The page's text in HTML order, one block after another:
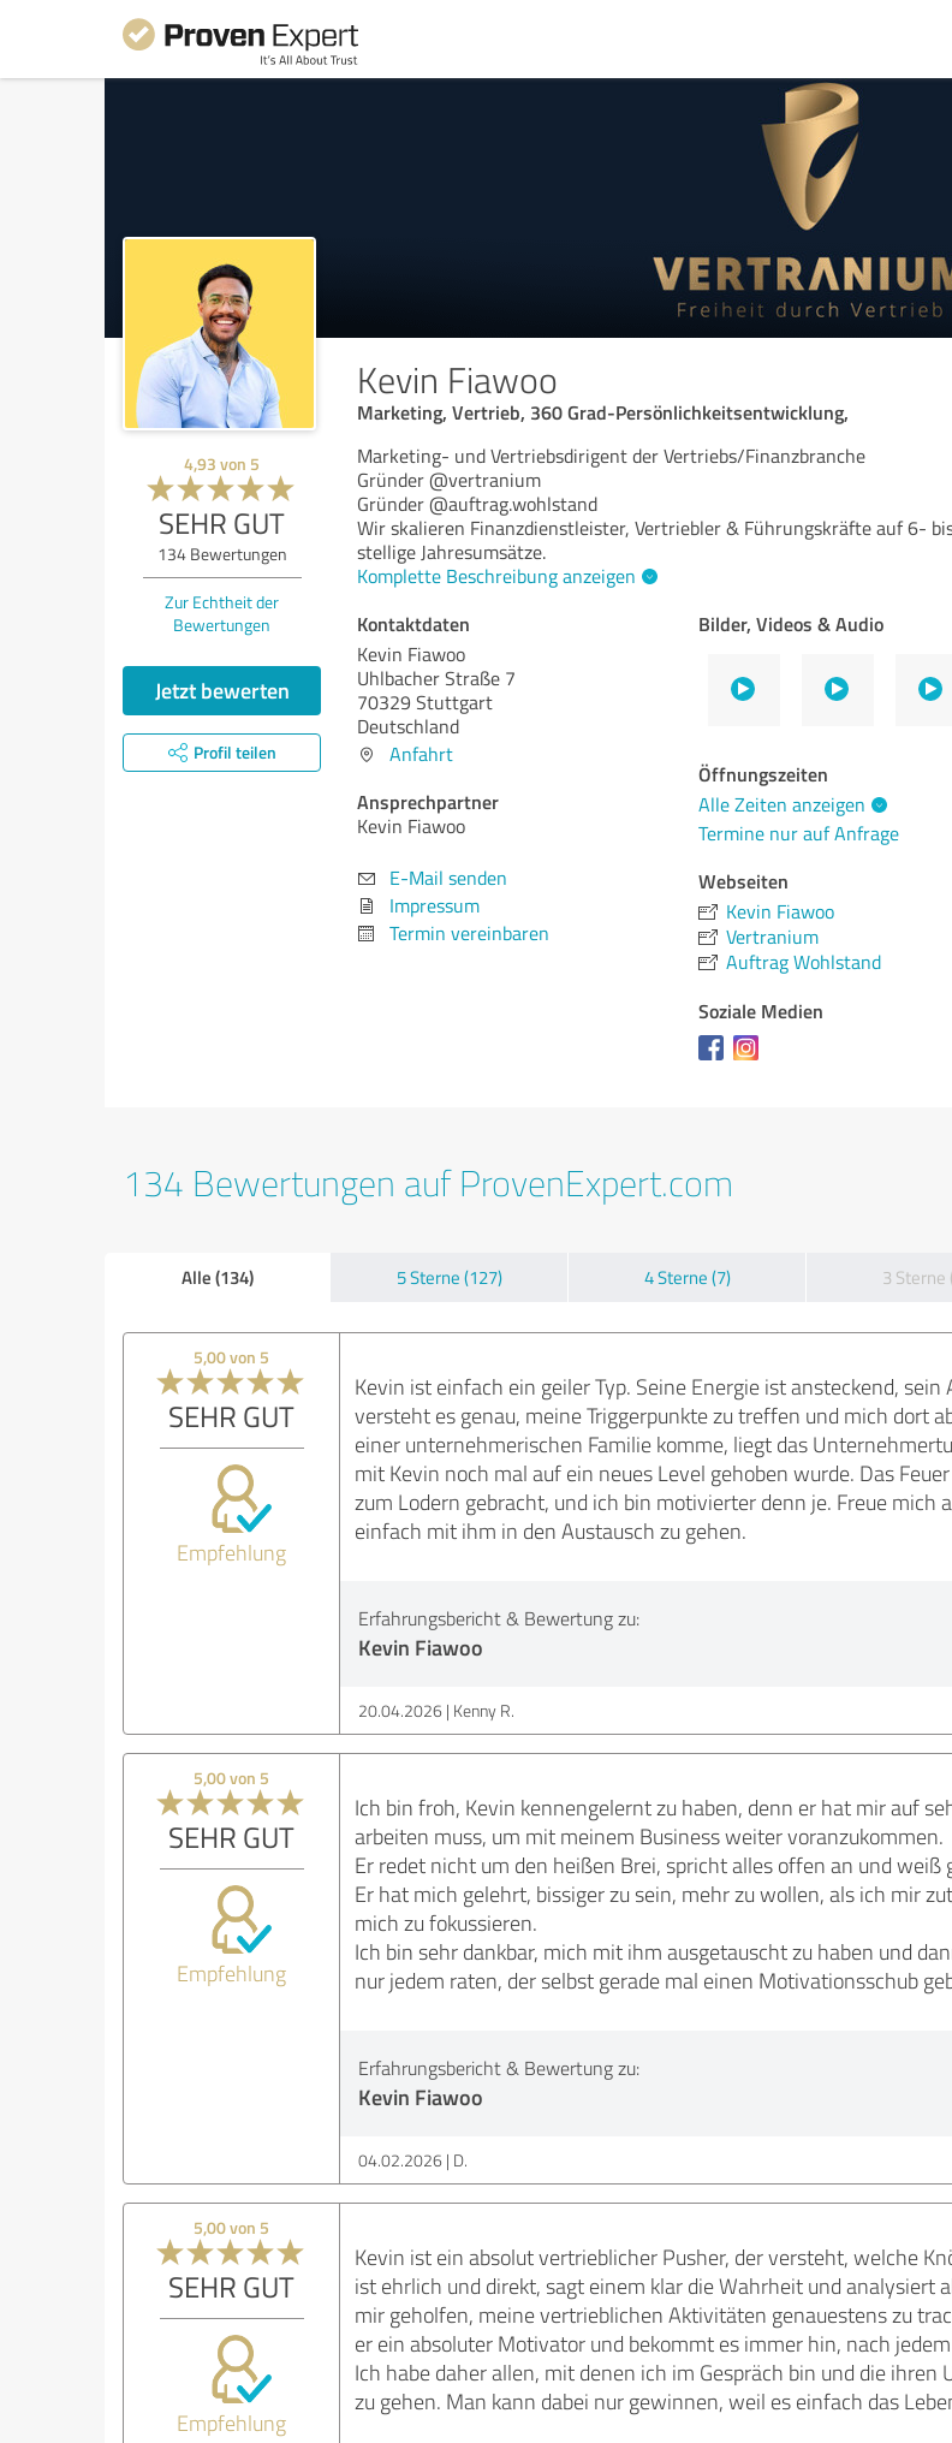
Kevin Fiawoo
Marketing, Vertrieb, 360 Grad-Persönlichkeitsentwicklung,
4,93 von 5
SEHR GUT
134Bewertungen
Zur Echtheit der
Bewertungen
Jetzt bewerten
Profil teilen
Marketing- und Vertriebsdirigent der Vertriebs/Finanzbranche
Gründer @vertranium
Gründer @auftrag.wohlstand
Wir skalieren Finanzdienstleister, Vertriebler & Führungskräfte auf 6-
stellige Jahresumsätze.
Komplette Beschreibung anzeigen
Kontaktdaten
Kevin Fiawoo
Uhlbacher Straße 7
70329 Stuttgart
Deutschland
Anfahrt
Ansprechpartner
Kevin Fiawoo
E-Mail senden
Impressum
Termin vereinbaren
Bilder, Videos & Audio
Öffnungszeiten
Alle Zeiten anzeigen
Termine nur auf Anfrage
Webseiten
Kevin Fiawoo
Vertranium
Auftrag Wohlstand
Soziale Medien
134 Bewertungen auf ProvenExpert.com
Alle (134) 5 Sterne (127) 4 Sterne (7) 3 Sterne
5,00 von 5
SEHR GUT
Empfehlung
Kevin ist einfach ein geiler Typ. Seine Energie ist ansteckend,
versteht es genau, meine Triggerpunkte zu treffen und mich dort
einer unternehmerischen Familie komme, liegt das
mit Kevin noch mal auf ein neues Level gehoben wurde. Das
zum Lodern gebracht, und ich bin motivierter denn je. Freue
einfach mit ihm in den Austausch zu gehen.
Erfahrungsbericht & Bewertung zu:
Kevin Fiawoo
20.04.2026 Kenny R.
5,00 von 5
SEHR GUT
Empfehlung
Ich bin froh, Kevin kennengelernt zu haben, denn er hat mir auf
arbeiten muss, um mit meinem Business weiter voranzukommen.
Er redet nicht um den heißen Brei, spricht alles offen an und weiß
Er hat mich gelehrt, bissiger zu sein, mehr zu wollen, als ich mir
mich zu fokussieren.
Ich bin sehr dankbar, mich mit ihm ausgetauscht zu haben und
nur jedem raten, der selbst gerade mal einen Motivationsschub
Erfahrungsbericht & Bewertung zu:
Kevin Fiawoo
04.02.2026 D.
5,00 von 5
SEHR GUT
Empfehlung
Kevin ist ein absolut vertrieblicher Pusher, der versteht, welche
ist ehrlich und direkt, sagt einem klar die Wahrheit und analysiert
mir geholfen, meine vertrieblichen Aktivitäten genauestens zu
er ein absoluter Motivator und bekommt es immer hin, nach
Ich habe daher allen, mit denen ich im Gespräch bin und die
zu gehen. Man kann dabei nur gewinnen, weil es einfach das